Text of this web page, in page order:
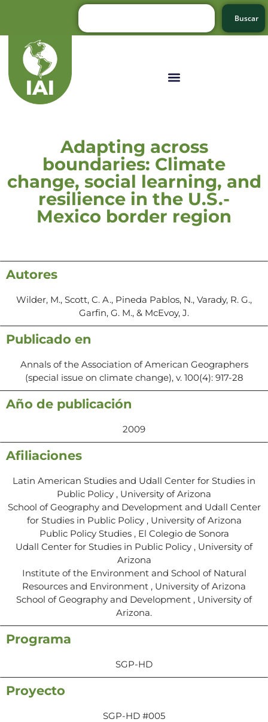
Buscar
Adapting across
boundaries: Climate
change, social learning, and
resilience in the U.S.-
Mexico border region
Autores
Wilder, M., Scott, C. A., Pineda Pablos, N., Varady, R. G.,
Garfin, G. M., & McEvoy, J.
Publicado en
Annals of the Association of American Geographers
(special issue on climate change), v. 100(4): 917-28
Año de publicación
2009
Afiliaciones
Latin American Studies and Udall Center for Studies in
Public Policy , University of Arizona
School of Geography and Development and Udall Center
for Studies in Public Policy , University of Arizona
Public Policy Studies , El Colegio de Sonora
Udall Center for Studies in Public Policy , University of
Arizona
Institute of the Environment and School of Natural
Resources and Environment , University of Arizona
School of Geography and Development , University of
Arizona.
Programa
SGP-HD
Proyecto
SGP-HD #005